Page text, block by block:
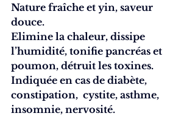
Nature fraîche et yin, saveur
douce.
Elimine la chaleur, dissipe
l’humidité, tonifie pancréas et
poumon, détruit les toxines.
Indiquée en cas de diabète,
constipation,  cystite, asthme,
insomnie, nervosité.